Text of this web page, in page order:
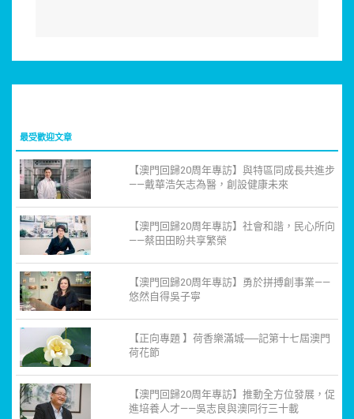
最受歡迎文章
【澳門回歸20周年專訪】與特區同成長共進步
——戴華浩矢志為醫，創設健康未來
【澳門回歸20周年專訪】社會和諧，民心所向
——蔡田田盼共享繁榮
【澳門回歸20周年專訪】勇於拼搏創事業——
悠然自得吳子寧
【正向專題 】荷香樂滿城──記第十七屆澳門
荷花節
【澳門回歸20周年專訪】推動全方位發展，促
進培養人才——吳志良與澳同行三十載